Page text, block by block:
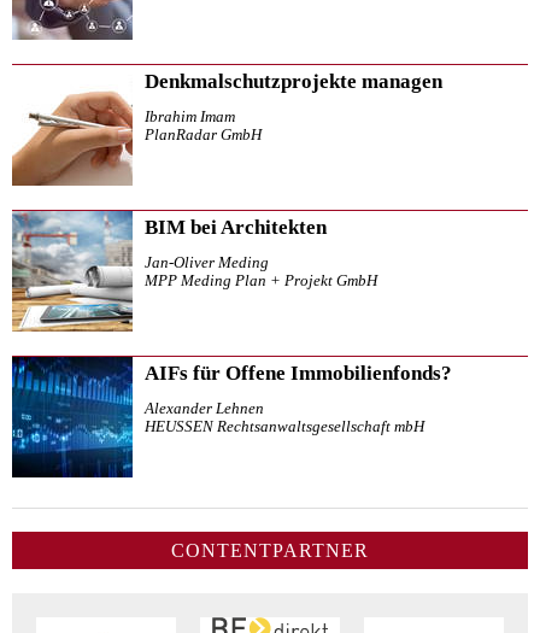
Denkmalschutzprojekte managen
Ibrahim Imam
PlanRadar GmbH
BIM bei Architekten
Jan-Oliver Meding
MPP Meding Plan + Projekt GmbH
AIFs für Offene Immobilienfonds?
Alexander Lehnen
HEUSSEN Rechtsanwaltsgesellschaft mbH
CONTENTPARTNER